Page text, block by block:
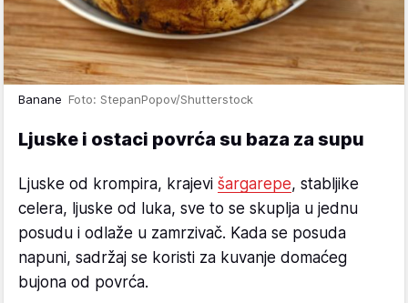
Banane Foto: StepanPopov/Shutterstock
Ljuske i ostaci povrća su baza za supu
Ljuske od krompira, krajevi šargarepe, stabljike
celera, ljuske od luka, sve to se skuplja u jednu
posudu i odlaže u zamrzivač. Kada se posuda
napuni, sadržaj se koristi za kuvanje domaćeg
bujona od povrća.